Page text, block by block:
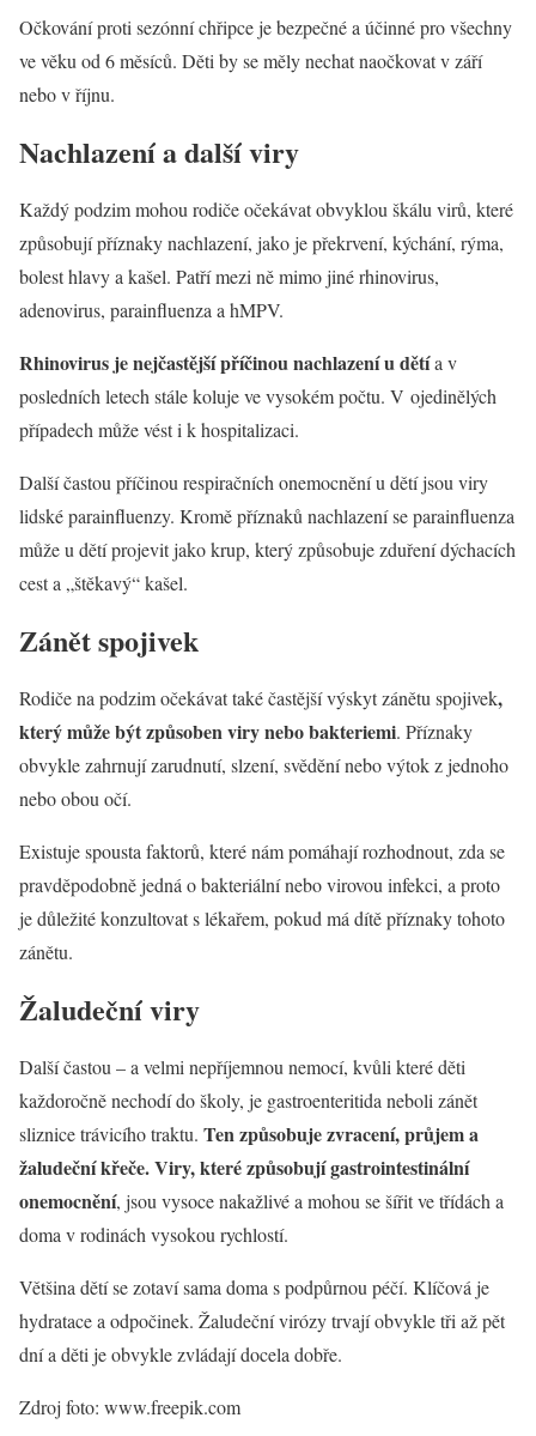
Očkování proti sezónní chřipce je bezpečné a účinné pro všechny
ve věku od 6 měsíců. Děti by se měly nechat naočkovat v září
nebo v říjnu.
Nachlazení a další viry
Každý podzim mohou rodiče očekávat obvyklou škálu virů, které
způsobují příznaky nachlazení, jako je překrvení, kýchání, rýma,
bolest hlavy a kašel. Patří mezi ně mimo jiné rhinovirus,
adenovirus, parainfluenza a hMPV.
Rhinovirus je nejčastější příčinou nachlazení u dětía v
posledních letech stále koluje ve vysokém počtu. V ojedinělých
případech může vést i k hospitalizaci.
Další častou příčinou respiračních onemocnění u dětí jsou viry
lidské parainfluenzy. Kromě příznaků nachlazení se parainfluenza
může u dětí projevit jako krup, který způsobuje zduření dýchacích
cest a „štěkavý“ kašel.
Zánět spojivek
Rodiče na podzim očekávat také častější výskyt zánětu spojivek,
který může být způsoben viry nebo bakteriemi. Příznaky
obvykle zahrnují zarudnutí, slzení, svědění nebo výtok z jednoho
nebo obou očí.
Existuje spousta faktorů, které nám pomáhají rozhodnout, zda se
pravděpodobně jedná o bakteriální nebo virovou infekci, a proto
je důležité konzultovat s lékařem, pokud má dítě příznaky tohoto
zánětu.
Žaludeční viry
Další častou – a velmi nepříjemnou nemocí, kvůli které děti
každoročně nechodí do školy, je gastroenteritida neboli zánět
sliznice trávicího traktu. Ten způsobuje zvracení, průjem a
žaludeční křeče. Viry, které způsobují gastrointestinální
onemocnění, jsou vysoce nakažlivé a mohou se šířit ve třídách a
doma v rodinách vysokou rychlostí.
Většina dětí se zotaví sama doma s podpůrnou péčí. Klíčová je
hydratace a odpočinek. Žaludeční virózy trvají obvykle tři až pět
dní a děti je obvykle zvládají docela dobře.
Zdroj foto: www.freepik.com